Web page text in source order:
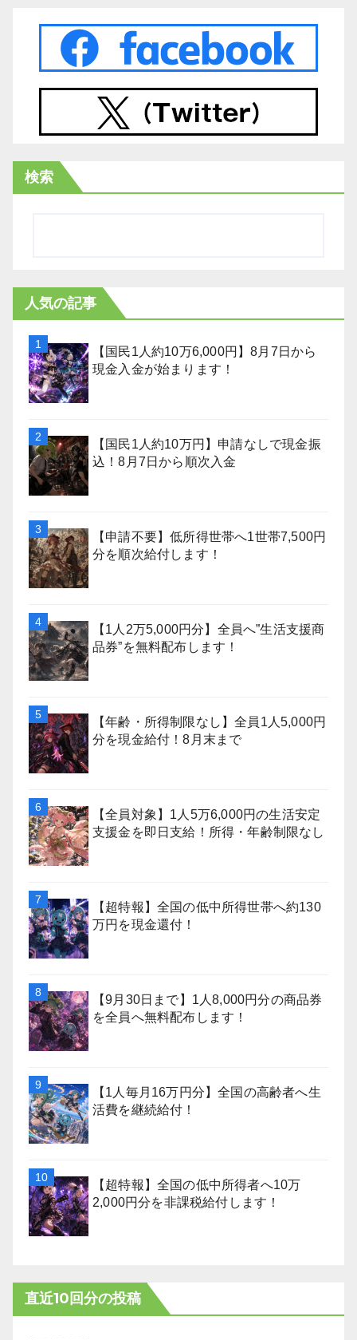
検索
人気の記事
【国民1人約10万6,000円】8月7日から
現金入金が始まります！
【国民1人約10万円】申請なしで現金振
込！8月7日から順次入金
【申請不要】低所得世帯へ1世帯7,500円
分を順次給付します！
【1人2万5,000円分】全員へ”生活支援商
品券”を無料配布します！
【年齢・所得制限なし】全員1人5,000円
分を現金給付！8月末まで
【全員対象】1人5万6,000円の生活安定
支援金を即日支給！所得・年齢制限なし
【超特報】全国の低中所得世帯へ約130
万円を現金還付！
【9月30日まで】1人8,000円分の商品券
を全員へ無料配布します！
【1人毎月16万円分】全国の高齢者へ生
活費を継続給付！
【超特報】全国の低中所得者へ10万
2,000円分を非課税給付します！
直近10回分の投稿